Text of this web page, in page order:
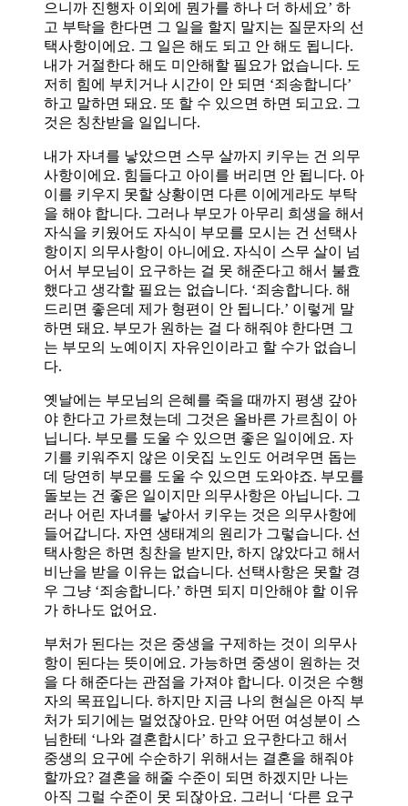
으니까 진행자 이외에 뭔가를 하나 더 하세요’ 하
고 부탁을 한다면 그 일을 할지 말지는 질문자의 선
택사항이에요. 그 일은 해도 되고 안 해도 됩니다.
내가 거절한다 해도 미안해할 필요가 없습니다. 도
저히 힘에 부치거나 시간이 안 되면 ‘죄송합니다’
하고 말하면 돼요. 또 할 수 있으면 하면 되고요. 그
것은 칭찬받을 일입니다.
내가 자녀를 낳았으면 스무 살까지 키우는 건 의무
사항이에요. 힘들다고 아이를 버리면 안 됩니다. 아
이를 키우지 못할 상황이면 다른 이에게라도 부탁
을 해야 합니다. 그러나 부모가 아무리 희생을 해서
자식을 키웠어도 자식이 부모를 모시는 건 선택사
항이지 의무사항이 아니에요. 자식이 스무 살이 넘
어서 부모님이 요구하는 걸 못 해준다고 해서 불효
했다고 생각할 필요는 없습니다. ‘죄송합니다. 해
드리면 좋은데 제가 형편이 안 됩니다.’ 이렇게 말
하면 돼요. 부모가 원하는 걸 다 해줘야 한다면 그
는 부모의 노예이지 자유인이라고 할 수가 없습니
다.
옛날에는 부모님의 은혜를 죽을 때까지 평생 갚아
야 한다고 가르쳤는데 그것은 올바른 가르침이 아
닙니다. 부모를 도울 수 있으면 좋은 일이에요. 자
기를 키워주지 않은 이웃집 노인도 어려우면 돕는
데 당연히 부모를 도울 수 있으면 도와야죠. 부모를
돌보는 건 좋은 일이지만 의무사항은 아닙니다. 그
러나 어린 자녀를 낳아서 키우는 것은 의무사항에
들어갑니다. 자연 생태계의 원리가 그렇습니다. 선
택사항은 하면 칭찬을 받지만, 하지 않았다고 해서
비난을 받을 이유는 없습니다. 선택사항은 못할 경
우 그냥 ‘죄송합니다.’ 하면 되지 미안해야 할 이유
가 하나도 없어요.
부처가 된다는 것은 중생을 구제하는 것이 의무사
항이 된다는 뜻이에요. 가능하면 중생이 원하는 것
을 다 해준다는 관점을 가져야 합니다. 이것은 수행
자의 목표입니다. 하지만 지금 나의 현실은 아직 부
처가 되기에는 멀었잖아요. 만약 어떤 여성분이 스
님한테 ‘나와 결혼합시다’ 하고 요구한다고 해서
중생의 요구에 수순하기 위해서는 결혼을 해줘야
할까요? 결혼을 해줄 수준이 되면 하겠지만 나는
아직 그럴 수준이 못 되잖아요. 그러니 ‘다른 요구